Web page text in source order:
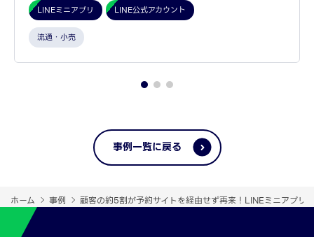
LINEミニアプリ LINE公式アカウント
流通・小売
事例一覧に戻る
ホーム 事例 顧客の約5割が予約サイトを経由せず再来！LINEミニアプリ